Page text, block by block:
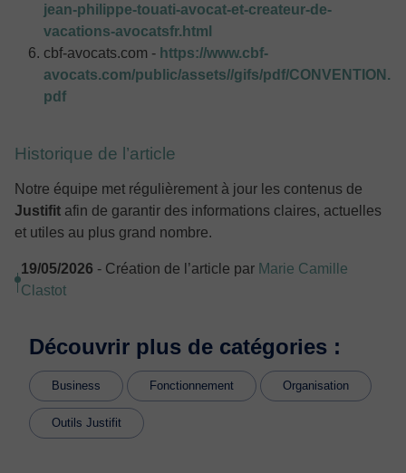
jean-philippe-touati-avocat-et-createur-de-
vacations-avocatsfr.html
cbf-avocats.com - https://www.cbf-
avocats.com/public/assets//gifs/pdf/CONVENTION.
pdf
Historique de l’article
Notre équipe met régulièrement à jour les contenus de
Justifit afin de garantir des informations claires, actuelles
et utiles au plus grand nombre.
19/05/2026 - Création de l’article par Marie Camille
Clastot
Découvrir plus de catégories :
Business Fonctionnement Organisation
Outils Justifit